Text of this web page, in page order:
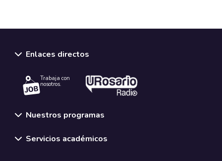
Enlaces directos
Trabaja con
nosotros.
Nuestros programas
Servicios académicos